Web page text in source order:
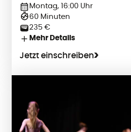
Montag, 16:00 Uhr
60 Minuten
235 €
Mehr Details
Jetzt einschreiben